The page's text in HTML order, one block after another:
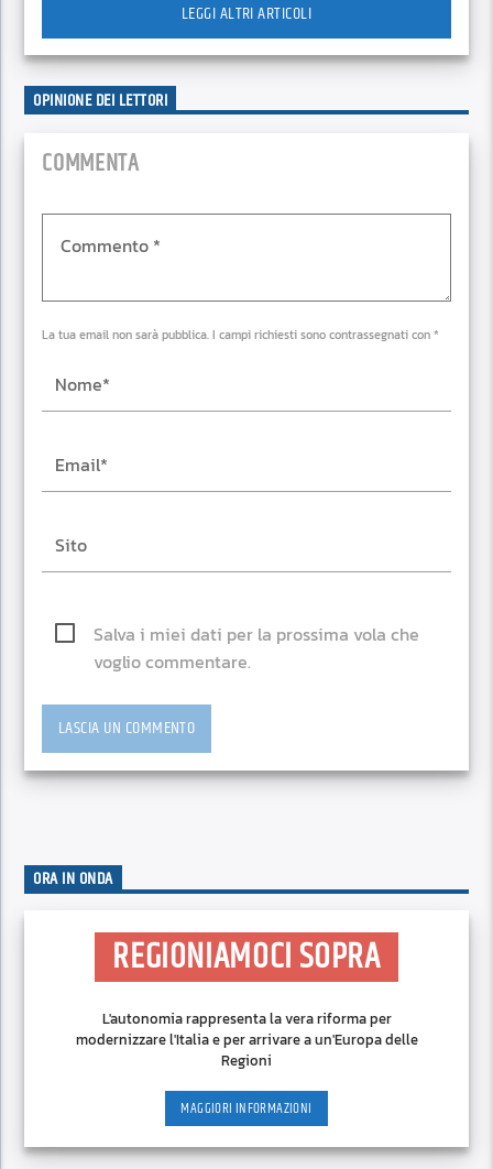
LEGGI ALTRI ARTICOLI
OPINIONE DEI LETTORI
COMMENTA
La tua email non sarà pubblica. I campi richiesti sono contrassegnati con *
Salva i miei dati per la prossima vola che
voglio commentare.
ORA IN ONDA
REGIONIAMOCI SOPRA
L'autonomia rappresenta la vera riforma per
modernizzare l'Italia e per arrivare a un'Europa delle
Regioni
MAGGIORI INFORMAZIONI